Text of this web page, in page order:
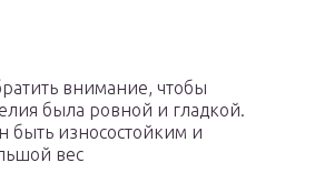
внимание, чтобы
была ровной и гладкой.
быть износостойким и
вес